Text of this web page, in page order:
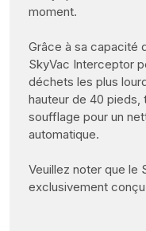
moment.
Grâce à sa capacité
SkyVac Interceptor
déchets les plus
hauteur de 40 pieds,
soufflage pour un
automatique.
Veuillez noter que le
exclusivement